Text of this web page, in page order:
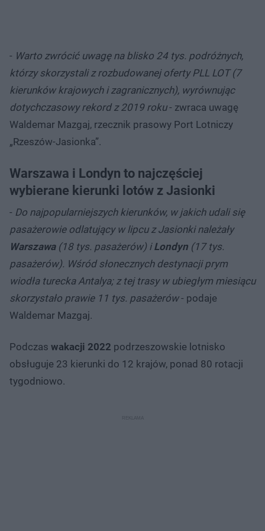
- Warto zwrócić uwagę na blisko 24 tys. podróżnych,
którzy skorzystali z rozbudowanej oferty PLL LOT (7
kierunków krajowych i zagranicznych), wyrównując
dotychczasowy rekord z 2019 roku- zwraca uwagę
Waldemar Mazgaj, rzecznik prasowy Port Lotniczy
„Rzeszów-Jasionka”.
Warszawa i Londyn to najczęściej
wybierane kierunki lotów z Jasionki
- Do najpopularniejszych kierunków, w jakich udali się
pasażerowie odlatujący w lipcu z Jasionki należały
Warszawa(18 tys. pasażerów) iLondyn (17 tys.
pasażerów). Wśród słonecznych destynacji prym
wiodła turecka Antalya; z tej trasy w ubiegłym miesiącu
skorzystało prawie 11 tys. pasażerów- podaje
Waldemar Mazgaj.
Podczas wakacji 2022 podrzeszowskie lotnisko
obsługuje 23 kierunki do 12 krajów, ponad 80 rotacji
tygodniowo.